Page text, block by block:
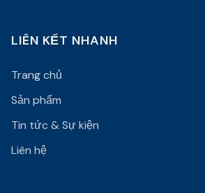
LIÊN KẾT NHANH
Trang chủ
Sản phẩm
Tin tức & Sự kiện
Liên hệ